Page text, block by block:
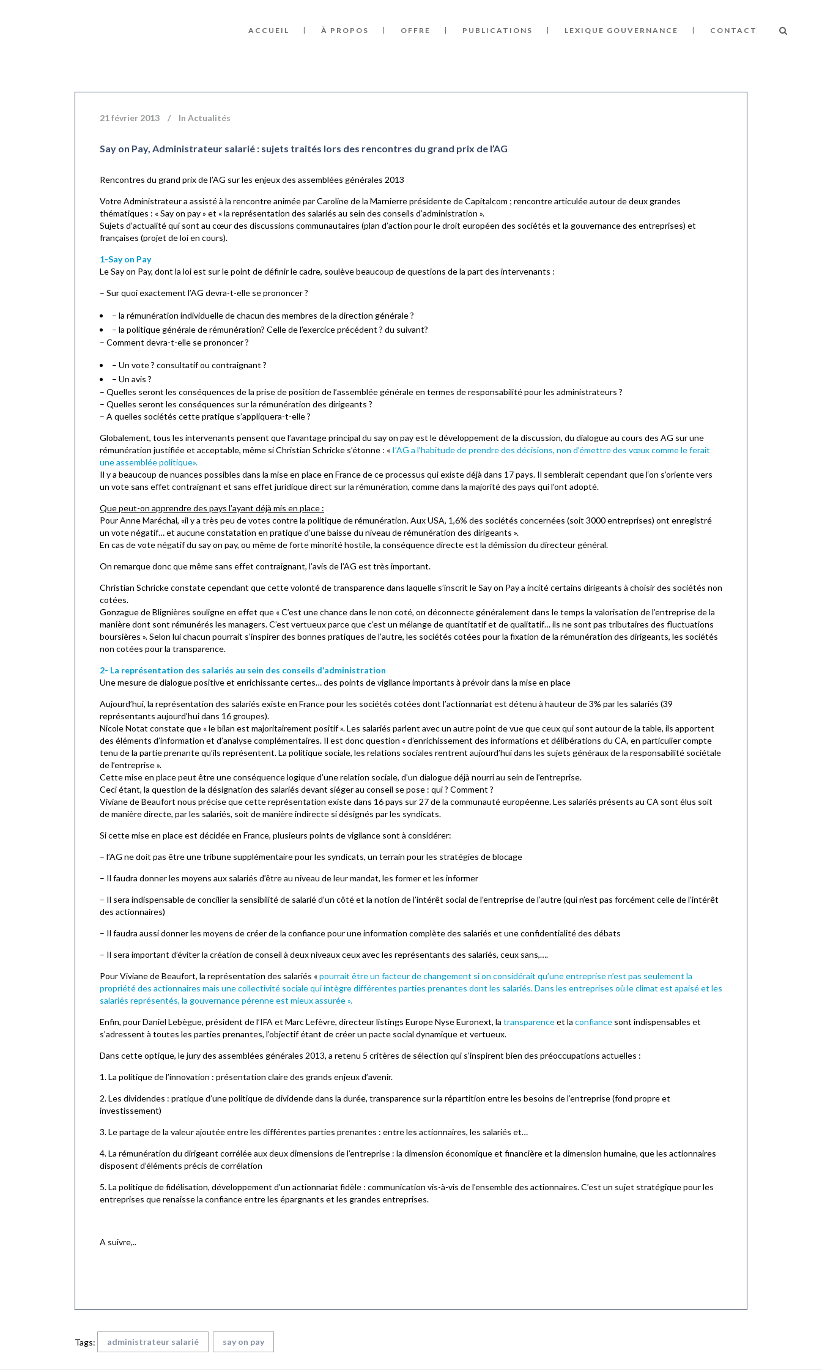
ACCUEIL À PROPOS OFFRE PUBLICATIONS LEXIQUE GOUVERNANCE CONTACT
21 février 2013 In Actualités
Say on Pay, Administrateur salarié : sujets traités lors des rencontres du grand prix de l’AG
Rencontres du grand prix de l’AG sur les enjeux des assemblées générales 2013
Votre Administrateur a assisté à la rencontre animée par Caroline de la Marnierre présidente de Capitalcom ; rencontre articulée autour de deux grandes
thématiques : « Say on pay » et « la représentation des salariés au sein des conseils d’administration ».
Sujets d’actualité qui sont au cœur des discussions communautaires (plan d’action pour le droit européen des sociétés et la gouvernance des entreprises) et
françaises (projet de loi en cours).
1-Say on Pay
Le Say on Pay, dont la loi est sur le point de définir le cadre, soulève beaucoup de questions de la part des intervenants :
– Sur quoi exactement l’AG devra-t-elle se prononcer ?
– la rémunération individuelle de chacun des membres de la direction générale ?
– la politique générale de rémunération? Celle de l’exercice précédent ? du suivant?
– Comment devra-t-elle se prononcer ?
– Un vote ? consultatif ou contraignant ?
– Un avis ?
– Quelles seront les conséquences de la prise de position de l’assemblée générale en termes de responsabilité pour les administrateurs ?
– Quelles seront les conséquences sur la rémunération des dirigeants ?
– A quelles sociétés cette pratique s’appliquera-t-elle ?
Globalement, tous les intervenants pensent que l’avantage principal du say on pay est le développement de la discussion, du dialogue au cours des AG sur une
rémunération justifiée et acceptable, même si Christian Schricke s’étonne : « I’AG a l’habitude de prendre des décisions, non d’émettre des vœux comme le ferait
une assemblée politique».
Il y a beaucoup de nuances possibles dans la mise en place en France de ce processus qui existe déjà dans 17 pays. Il semblerait cependant que l‘on s’oriente vers
un vote sans effet contraignant et sans effet juridique direct sur la rémunération, comme dans la majorité des pays qui l’ont adopté.
Que peut-on apprendre des pays l’ayant déjà mis en place :
Pour Anne Maréchal, «il y a très peu de votes contre la politique de rémunération. Aux USA, 1,6% des sociétés concernées (soit 3000 entreprises) ont enregistré
un vote négatif… et aucune constatation en pratique d’une baisse du niveau de rémunération des dirigeants ».
En cas de vote négatif du say on pay, ou même de forte minorité hostile, la conséquence directe est la démission du directeur général.
On remarque donc que même sans effet contraignant, l’avis de l’AG est très important.
Christian Schricke constate cependant que cette volonté de transparence dans laquelle s’inscrit le Say on Pay a incité certains dirigeants à choisir des sociétés non
cotées.
Gonzague de Blignières souligne en effet que « C’est une chance dans le non coté, on déconnecte généralement dans le temps la valorisation de l’entreprise de la
manière dont sont rémunérés les managers. C’est vertueux parce que c’est un mélange de quantitatif et de qualitatif… ils ne sont pas tributaires des fluctuations
boursières ». Selon lui chacun pourrait s’inspirer des bonnes pratiques de l’autre, les sociétés cotées pour la fixation de la rémunération des dirigeants, les sociétés
non cotées pour la transparence.
2- La représentation des salariés au sein des conseils d’administration
Une mesure de dialogue positive et enrichissante certes… des points de vigilance importants à prévoir dans la mise en place
Aujourd’hui, la représentation des salariés existe en France pour les sociétés cotées dont l’actionnariat est détenu à hauteur de 3% par les salariés (39
représentants aujourd’hui dans 16 groupes).
Nicole Notat constate que « le bilan est majoritairement positif ». Les salariés parlent avec un autre point de vue que ceux qui sont autour de la table, ils apportent
des éléments d’information et d’analyse complémentaires. Il est donc question « d’enrichissement des informations et délibérations du CA, en particulier compte
tenu de la partie prenante qu’ils représentent. La politique sociale, les relations sociales rentrent aujourd’hui dans les sujets généraux de la responsabilité sociétale
de l’entreprise ».
Cette mise en place peut être une conséquence logique d’une relation sociale, d’un dialogue déjà nourri au sein de l’entreprise.
Ceci étant, la question de la désignation des salariés devant siéger au conseil se pose : qui ? Comment ?
Viviane de Beaufort nous précise que cette représentation existe dans 16 pays sur 27 de la communauté européenne. Les salariés présents au CA sont élus soit
de manière directe, par les salariés, soit de manière indirecte si désignés par les syndicats.
Si cette mise en place est décidée en France, plusieurs points de vigilance sont à considérer:
– l’AG ne doit pas être une tribune supplémentaire pour les syndicats, un terrain pour les stratégies de blocage
– Il faudra donner les moyens aux salariés d’être au niveau de leur mandat, les former et les informer
– Il sera indispensable de concilier la sensibilité de salarié d’un côté et la notion de l’intérêt social de l’entreprise de l’autre (qui n’est pas forcément celle de l’intérêt
des actionnaires)
– Il faudra aussi donner les moyens de créer de la confiance pour une information complète des salariés et une confidentialité des débats
– Il sera important d’éviter la création de conseil à deux niveaux ceux avec les représentants des salariés, ceux sans,….
Pour Viviane de Beaufort, la représentation des salariés «pourrait être un facteur de changement si on considérait qu’une entreprise n’est pas seulement la
propriété des actionnaires mais une collectivité sociale qui intègre différentes parties prenantes dont les salariés. Dans les entreprises où le climat est apaisé et les
salariés représentés, la gouvernance pérenne est mieux assurée ».
Enfin, pour Daniel Lebègue, président de l’IFA et Marc Lefèvre, directeur listings Europe Nyse Euronext, la transparenceet la confiance sont indispensables et
s’adressent à toutes les parties prenantes, l’objectif étant de créer un pacte social dynamique et vertueux.
Dans cette optique, le jury des assemblées générales 2013, a retenu 5 critères de sélection qui s’inspirent bien des préoccupations actuelles :
1. La politique de l’innovation : présentation claire des grands enjeux d’avenir.
2. Les dividendes : pratique d’une politique de dividende dans la durée, transparence sur la répartition entre les besoins de l’entreprise (fond propre et
investissement)
3. Le partage de la valeur ajoutée entre les différentes parties prenantes : entre les actionnaires, les salariés et…
4. La rémunération du dirigeant corrélée aux deux dimensions de l’entreprise : la dimension économique et financière et la dimension humaine, que les actionnaires
disposent d’éléments précis de corrélation
5. La politique de fidélisation, développement d’un actionnariat fidèle : communication vis-à-vis de l’ensemble des actionnaires. C’est un sujet stratégique pour les
entreprises que renaisse la confiance entre les épargnants et les grandes entreprises.
A suivre,..
Tags: administrateur salarié say on pay